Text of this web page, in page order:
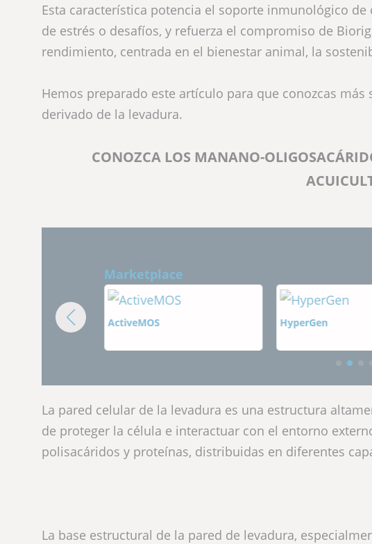
Esta característica potencia el soporte inmunológico
de estrés o desafíos, y refuerza el compromiso de
rendimiento, centrada en el bienestar animal, la
Hemos preparado este artículo para que conozcas
derivado de la levadura.
CONOZCA LOS MANANO-
Marketplace
ActiveMOS HyperGen
La pared celular de la levadura es una estructura
de proteger la célula e interactuar con el entorno
polisacáridos y proteínas, distribuidas en diferentes
La base estructural de la pared de levadura,